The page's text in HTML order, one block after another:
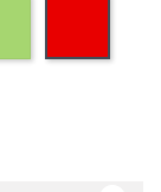
Vert
Rouge